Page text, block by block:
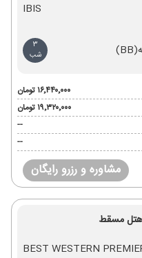
IBIS
(BB)
3
شب
۱۶٬۴۴۰٬۰۰۰ تومان
۱۹٬۳۲۰٬۰۰۰ تومان
--
--
مشاوره و رزرو رایگان
مسقط
BEST WESTERN